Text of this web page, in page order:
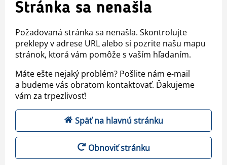
Stránka sa nenašla
Požadovaná stránka sa nenašla. Skontrolujte
preklepy v adrese URL alebo si pozrite našu mapu
stránok, ktorá vám pomôže s vaším hľadaním.
Máte ešte nejaký problém? Pošlite nám e-mail
a budeme vás obratom kontaktovať. Ďakujeme
vám za trpezlivosť!
Späť na hlavnú stránku
Obnoviť stránku